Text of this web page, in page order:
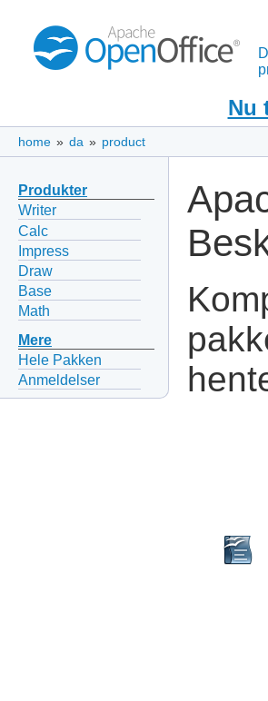
Nu
home » da » product
Produkter
Writer
Calc
Impress
Draw
Base
Math
Mere
Hele Pakken
Anmeldelser